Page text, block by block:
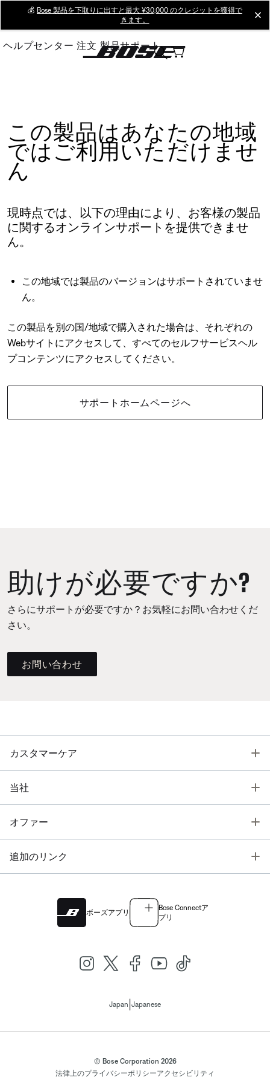
Main
💰 Bose 製品を下取りに出すと最大 ¥30,000 のクレジットを獲得で
きます。
ヘルプセンター 注文 製品サポート
この製品はあなたの地域
ではご利用いただけませ
ん
現時点では、以下の理由により、お客様の製品
に関するオンラインサポートを提供できませ
ん。
この地域では製品のバージョンはサポートされていませ
ん。
この製品を別の国/地域で購入された場合は、それぞれの
Webサイトにアクセスして、すべてのセルフサービスヘル
プコンテンツにアクセスしてください。
サポートホームページへ
助けが必要ですか?
さらにサポートが必要ですか？お気軽にお問い合わせくだ
さい。
お問い合わせ
カスタマーケア
当社
オファー
追加のリンク
ボーズアプリ
Bose Connectア
プリ
Japan Japanese
© Bose Corporation 2026
法律上のプライバシーポリシーアクセシビリティ